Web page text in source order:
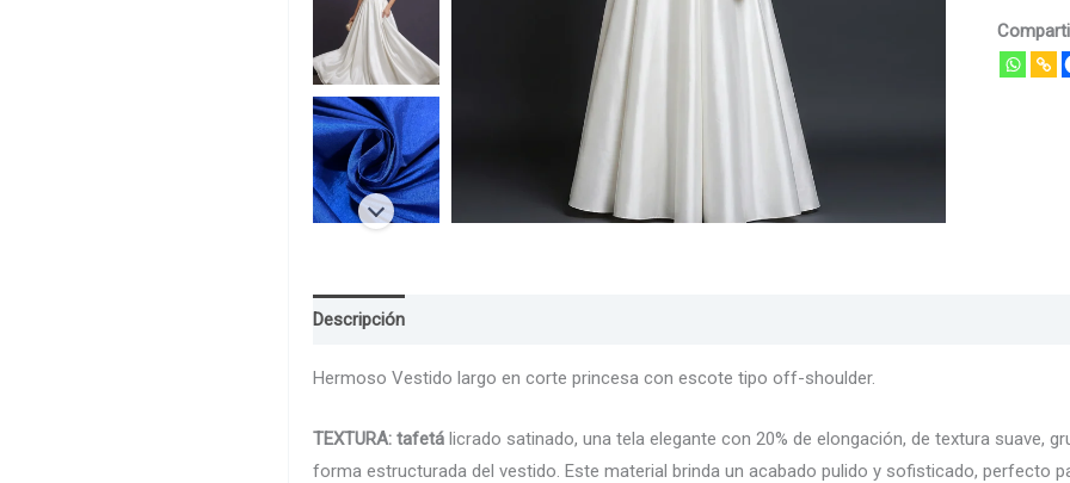
Descripción
Hermoso Vestido largo en corte princesa con escote tipo off-shoulder.
TEXTURA: tafetálicrado satinado, una tela elegante con 20% de elongación, de textura suave,
forma estructurada del vestido. Este material brinda un acabado pulido y sofisticado, perfecto